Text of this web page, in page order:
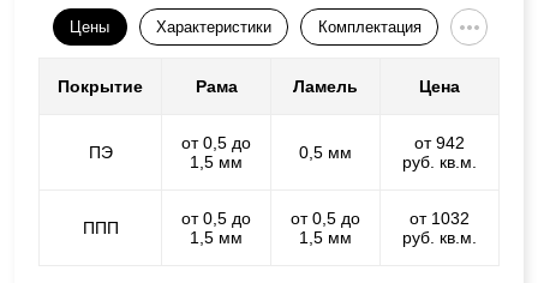
Цены Характеристики Комплектация
Покрытие Рама Ламель Цена
ПЭ
от 0,5 до
1,5 мм
0,5 мм
от 942
руб. кв.м.
ППП
от 0,5 до
1,5 мм
от 0,5 до
1,5 мм
от 1032
руб. кв.м.